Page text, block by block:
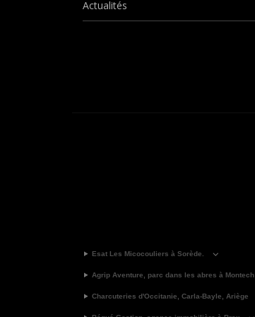
Actualités
Esat Les Micocouliers à Sorède.
Agrip Aventure, parc dans les abres à Montech
Charcuteries d'Occitanie, Carla-Bayle, Ariège